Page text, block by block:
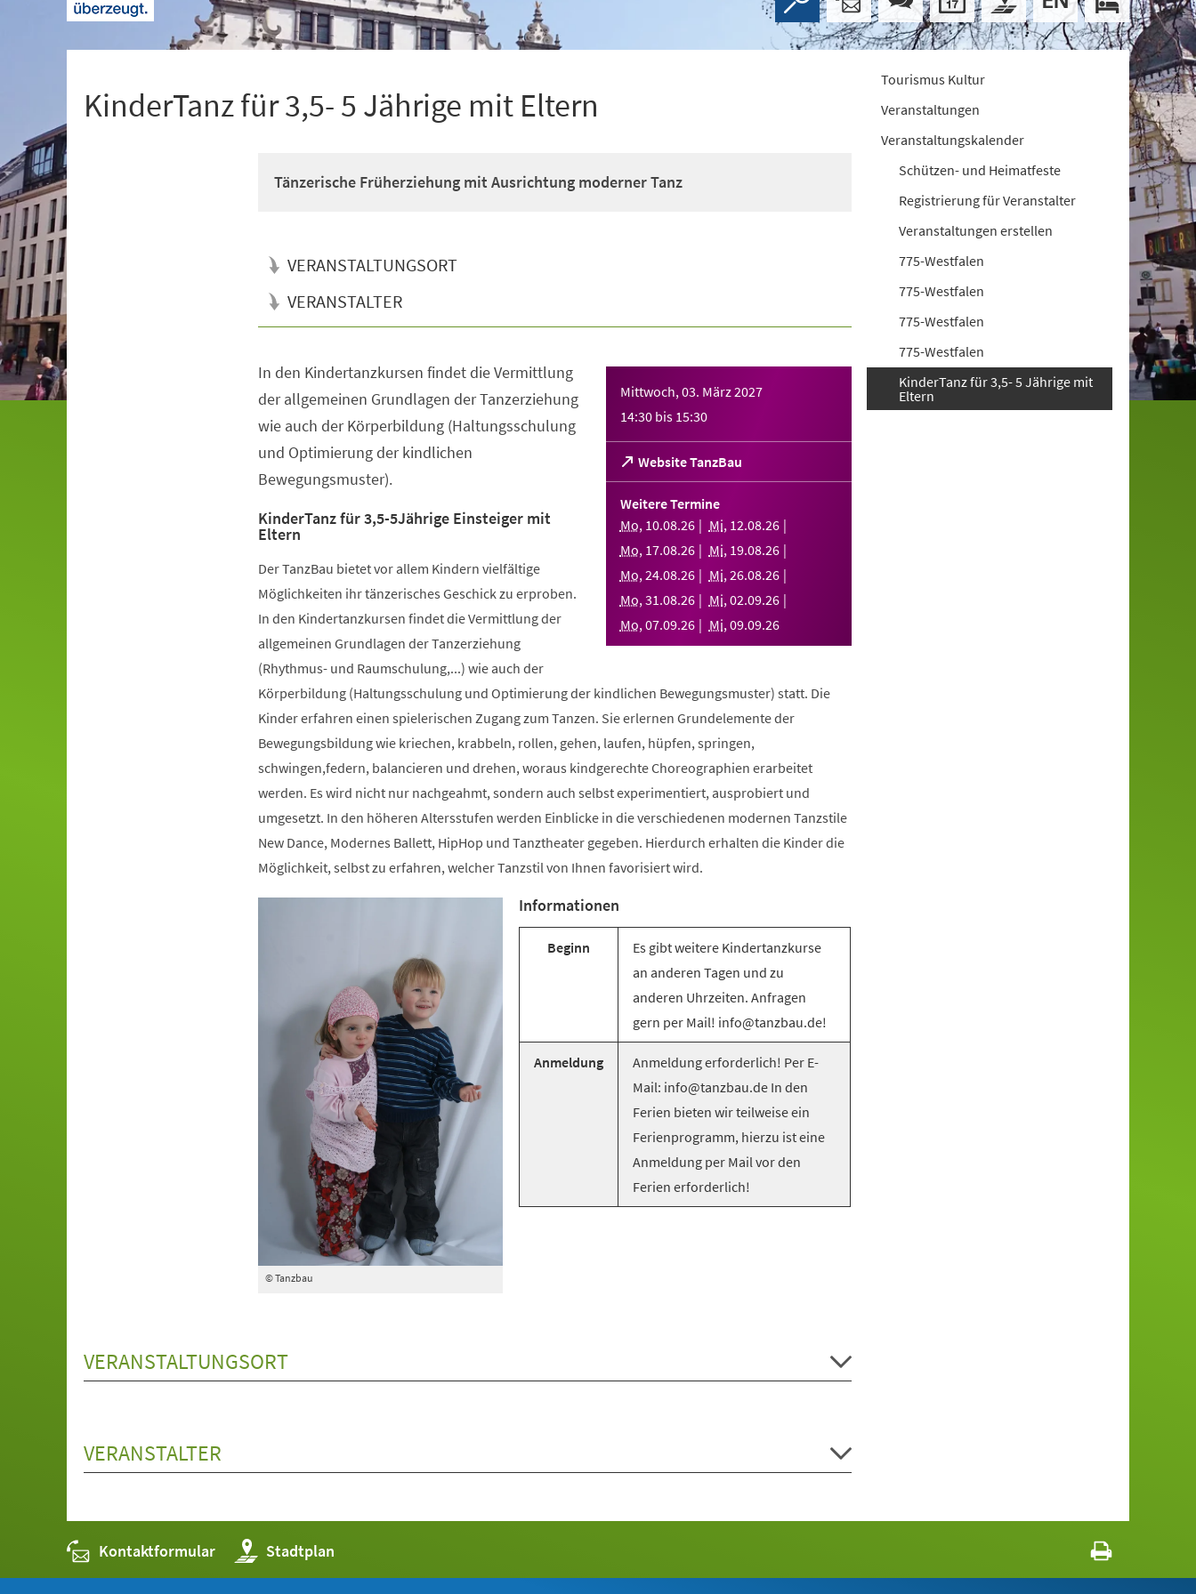
KinderTanz für 3,5- 5 Jährige mit Eltern
Tänzerische Früherziehung mit Ausrichtung moderner Tanz
VERANSTALTUNGSORT
VERANSTALTER
Mittwoch, 03. März 2027
14:30 bis 15:30
Website TanzBau
(Öffnet
in
einem
Tab)
Weitere Termine
Mo, 10.08.26 Mi, 12.08.26
Mo, 17.08.26 Mi, 19.08.26
Mo,24.08.26 Mi,26.08.26
Mo,31.08.26 Mi,02.09.26
Mo,07.09.26 Mi,09.09.26
In den Kindertanzkursen findet die Vermittlung
der allgemeinen Grundlagen der Tanzerziehung
wie auch der Körperbildung (Haltungsschulung
und Optimierung der kindlichen
Bewegungsmuster).
KinderTanz für 3,5-5Jährige Einsteiger mit
Eltern
Der TanzBau bietet vor allem Kindern vielfältige
Möglichkeiten ihr tänzerisches Geschick zu erproben.
In den Kindertanzkursen findet die Vermittlung der
allgemeinen Grundlagen der Tanzerziehung
(Rhythmus- und Raumschulung,...) wie auch der
Körperbildung (Haltungsschulung und Optimierung der kindlichen Bewegungsmuster) statt. Die
Kinder erfahren einen spielerischen Zugang zum Tanzen. Sie erlernen Grundelemente der
Bewegungsbildung wie kriechen, krabbeln, rollen, gehen, laufen, hüpfen, springen,
schwingen,federn, balancieren und drehen, woraus kindgerechte Choreographien erarbeitet
werden. Es wird nicht nur nachgeahmt, sondern auch selbst experimentiert, ausprobiert und
umgesetzt. In den höheren Altersstufen werden Einblicke in die verschiedenen modernen Tanzstile
New Dance, Modernes Ballett, HipHop und Tanztheater gegeben. Hierdurch erhalten die Kinder die
Möglichkeit, selbst zu erfahren, welcher Tanzstil von Ihnen favorisiert wird.
© Tanzbau
Informationen
Beginn
Es gibt weitere Kindertanzkurse
an anderen Tagen und zu
anderen Uhrzeiten. Anfragen
gern per Mail! info@tanzbau.de!
Anmeldung
Anmeldung erforderlich! Per E-
Mail: info@tanzbau.de In den
Ferien bieten wir teilweise ein
Ferienprogramm, hierzu ist eine
Anmeldung per Mail vor den
Ferien erforderlich!
VERANSTALTUNGSORT
VERANSTALTER
Tourismus Kultur
Veranstaltungen
Veranstaltungskalender
Schützen- und Heimatfeste
Registrierung für Veranstalter
Veranstaltungen erstellen
775-Westfalen
775-Westfalen
775-Westfalen
775-Westfalen
KinderTanz für 3,5- 5 Jährige mit
Eltern
Kontaktformular Stadtplan
(Öffnet
in
einem